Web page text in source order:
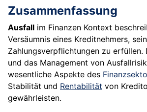
Zusammenfassung
Ausfall im Finanzen Kontext
Versäumnis eines Kreditnehmers,
Zahlungsverpflichtungen zu erfüllen.
und das Management von
wesentliche Aspekte des
Stabilität und Rentabilität von
gewährleisten.